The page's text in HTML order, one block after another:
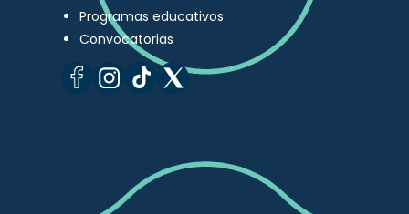
Programas educativos
Convocatorias